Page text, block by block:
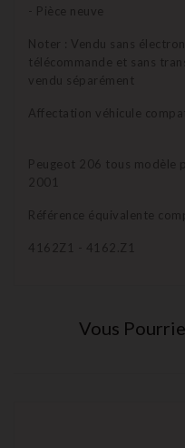
- Pièce neuve
Noter : Vendu sans
télécommande et sans
vendu séparément
Affectation véhicule
Peugeot 206 tous modèle
2001
Référence équivalente
4162Z1 - 4162.Z1
Vous